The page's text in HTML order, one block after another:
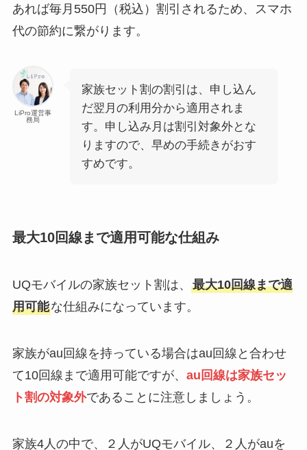
あれば毎月550円（税込）割引されるため、スマホ
代の節約に繋がります。
LiPro運営事
務局
家族セット割の割引は、申し込ん
だ翌月の利用分から適用されま
す。申し込み月は割引対象外とな
りますので、早めの手続きがおす
すめです。
最大10回線まで適用可能な仕組み
UQモバイルの家族セット割は、 最大10回線まで適
用可能な仕組みになっています。
家族がau回線を持っている場合はau回線と合わせ
て10回線まで適用可能ですが、 au回線は家族セッ
ト割の対象外であることに注意しましょう。
家族4人の中で、２人がUQモバイル、２人がauを